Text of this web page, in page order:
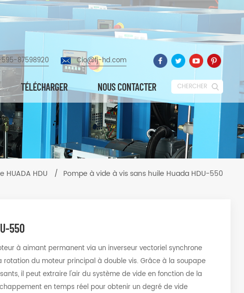
87598920 Cio@fj-hd.com
TÉLÉCHARGER NOUS CONTACTER CHERCHER
HUADA HDU / Pompe à vide à vis sans huile Huada HDU-550
550
à aimant permanent via un inverseur vectoriel synchrone
du moteur principal à double vis. Grâce à la soupape
il peut extraire l'air du système de vide en fonction de la
en temps réel pour obtenir un degré de vide